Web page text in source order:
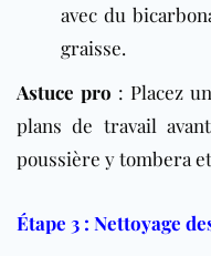
avec du
graisse.
Astuce pro : Placez
plans de travail
poussière y tombera
Étape 3 : Nettoyage